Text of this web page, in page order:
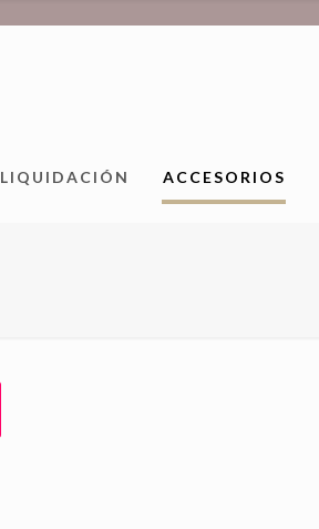
LIQUIDACIÓN ACCESORIOS